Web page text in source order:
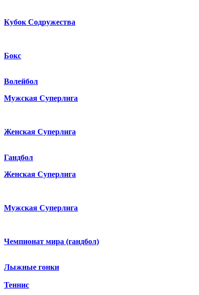
Кубок Содружества
Бокс
Волейбол
Мужская Суперлига
Женская Суперлига
Гандбол
Женская Суперлига
Мужская Суперлига
Чемпионат мира (гандбол)
Лыжные гонки
Теннис